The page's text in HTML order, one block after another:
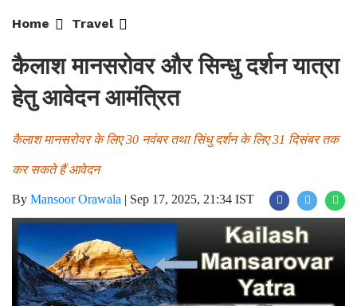
Home Travel
कैलाश मानसरोवर और सिन्धु दर्शन यात्रा
हेतु आवेदन आमंत्रित
कैलाश मानसरोवर के लिए 30 नवंबर तथा सिंधु दर्शन के लिए 31 दिसंबर तक
कर सकते हैं आवेदन
By Mansoor Orawala Sep 17, 2025, 21:34 IST